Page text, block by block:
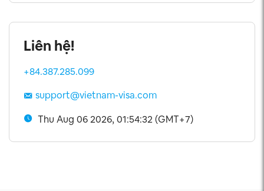
Liên hệ!
+84.387.285.099
support@vietnam-visa.com
Thu Aug 06 2026, 01:54:32 (GMT+7)